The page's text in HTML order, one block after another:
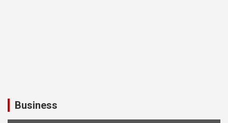
Business